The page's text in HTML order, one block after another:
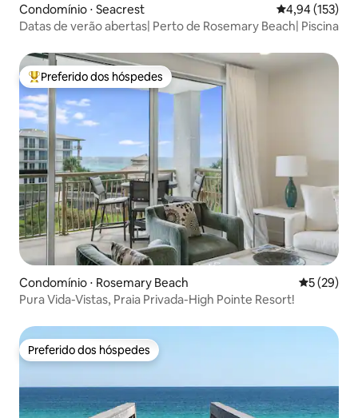
Condomínio ⋅ Seacrest 4,94 de uma
4,94 (153)
Datas de verão abertas| Perto de Rosemary Beach| Piscina
Entre os melhores preferidos dos hóspedes
Preferido dos hóspedes
Condomínio ⋅ Rosemary Beach 5 de uma
5 (29)
Pura Vida-Vistas, Praia Privada-High Pointe Resort!
Preferido dos hóspedes
Preferido dos hóspedes